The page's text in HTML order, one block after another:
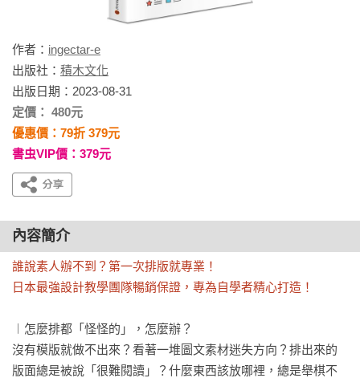
作者： ingectar-e
出版社： 積木文化
出版日期：2023-08-31
定價： 480元
優惠價：79折 379元
書虫VIP價：379元
內容簡介
誰說素人辦不到？第一次排版就專業！
日本最強設計教學團隊暢銷保證，專為自學者精心打造！
︱怎麼排都「怪怪的」，怎麼辦？
沒有模版就做不出來？看著一堆圖文素材迷失方向？排出來的
版面總是被說「很難閱讀」？什麼東西該放哪裡，總是舉棋不